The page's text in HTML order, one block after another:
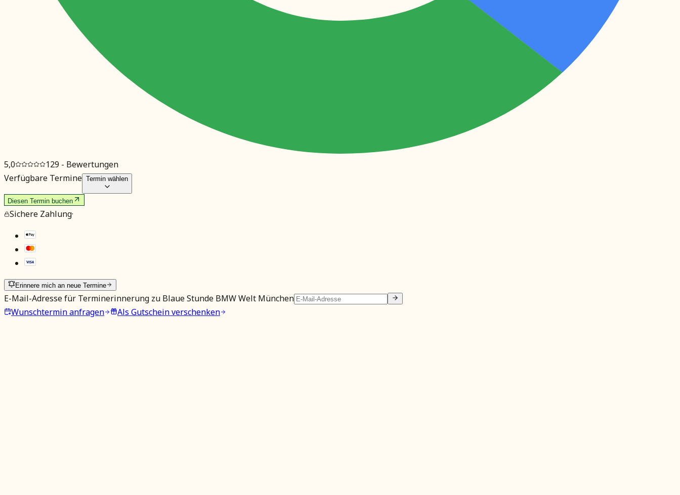
5,0 129 - Bewertungen
Verfügbare Termine Termin wählen
Diesen Termin buchen
Sichere Zahlung·
Erinnere mich an neue Termine
E-Mail-Adresse für Terminerinnerung zu Blaue Stunde BMW Welt München
Wunschtermin anfragen
Als Gutschein verschenken